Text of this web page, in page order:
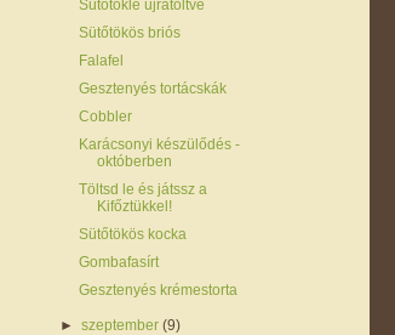
Sütőtöklé újratöltve
Sütőtökös briós
Falafel
Gesztenyés tortácskák
Cobbler
Karácsonyi készülődés -
októberben
Töltsd le és játssz a
Kifőztükkel!
Sütőtökös kocka
Gombafasírt
Gesztenyés krémestorta
►szeptember(9)